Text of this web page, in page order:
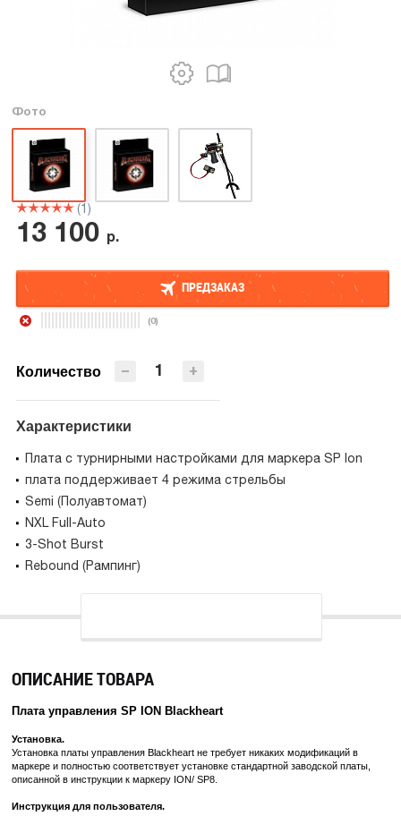
Фото
(1)
13 100 р.
ПРЕДЗАКАЗ
(0)
Количество +
−
Характеристики
Плата с турнирными настройками для маркера SP Ion
плата поддерживает 4 режима стрельбы
Semi (Полуавтомат)
NXL Full-Auto
3-Shot Burst
Rebound (Рампинг)
ОПИСАНИЕ ТОВАРА
Плата управления SP ION Blackheart
Установка.
Установка платы управления Blackheart не требует никаких модификаций в
маркере и полностью соответствует установке стандартной заводской платы,
описанной в инструкции к маркеру ION/ SP8.
Инструкция для пользователя.